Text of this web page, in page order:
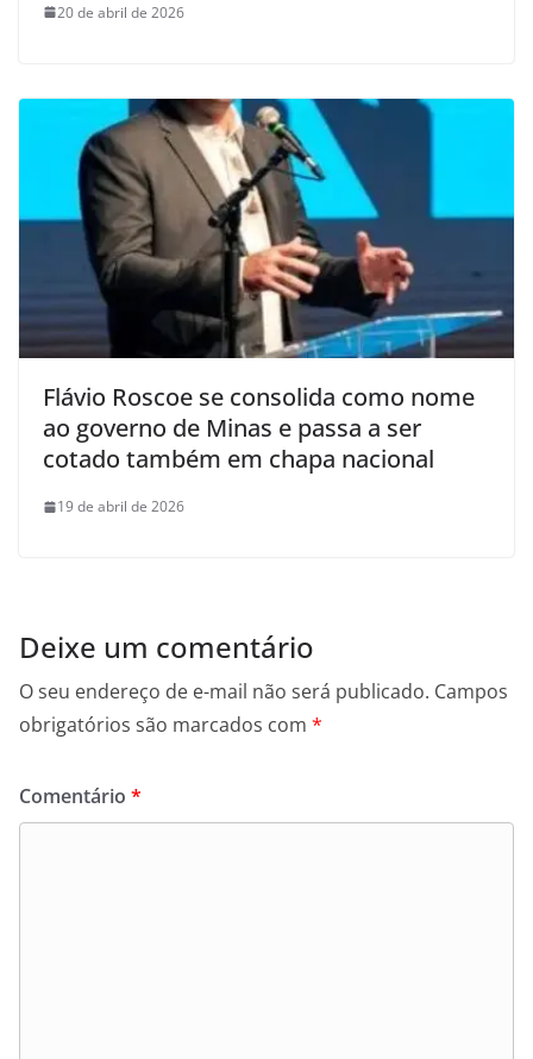
20 de abril de 2026
Flávio Roscoe se consolida como nome
ao governo de Minas e passa a ser
cotado também em chapa nacional
19 de abril de 2026
Deixe um comentário
O seu endereço de e-mail não será publicado. Campos
obrigatórios são marcados com *
Comentário *